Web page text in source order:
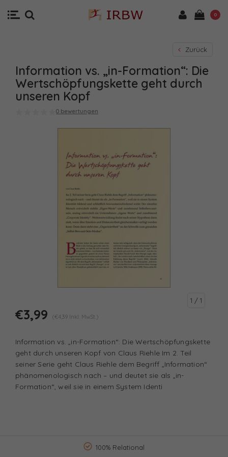
0
Zurück
Information vs. „in-Formation“: Die
Wertschöpfungskette geht durch
unseren Kopf
0 bewertungen
1 / 1
€3,99 (€4,39 Inkl. MwSt.)
Information vs. „in-Formation“: Die Wertschöpfungskette
geht durch unseren Kopf von Claus Riehle Im 2. Teil
seiner Serie geht Claus Riehle dem Begriff „Information“
phänomenologisch nach – und deutet sie als „in-
Formation“, weil sie in einem System Identi
100% Relational